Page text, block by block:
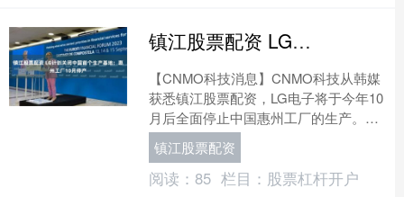
镇江股票配资 LG计划关闭中国首个生产基地：惠州工厂10月停产
【CNMO科技消息】CNMO科技从韩媒
获悉镇江股票配资，LG电子将于今年10
月后全面停止中国惠州工厂的生产。该
工厂是LG集团1993年设立的首个中国生
产法人，运....
镇江股票配资
阅读： 85 栏目： 股票杠杆开户